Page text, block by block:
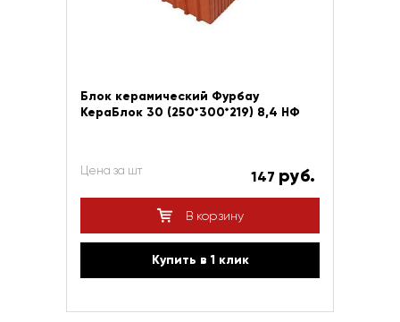
Блок керамический Фурбау
КераБлок 30 (250*300*219) 8,4 НФ
Цена за шт 147 руб.
В корзину
Купить в 1 клик